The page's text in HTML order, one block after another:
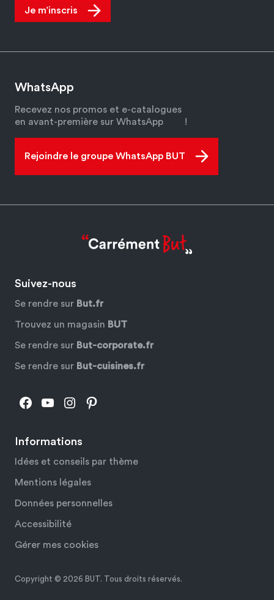
Je m’inscris
WhatsApp
Recevez nos promos et e-catalogues
en avant-première sur WhatsApp
!
Rejoindre le groupe WhatsApp BUT
Informations
Idées et conseils par thème
Mentions légales
Données personnelles
Accessibilité
Gérer mes cookies
Suivez-nous
Se rendre sur But.fr
Trouvez un magasin BUT
Se rendre sur But-corporate.fr
Se rendre sur But-cuisines.fr
Facebook
YouTube
Instagram
Pinterest
Copyright © 2026 BUT. Tous droits réservés.